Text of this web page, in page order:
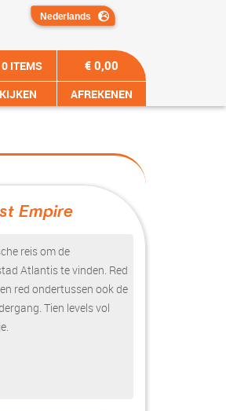
0 ITEMS
€ 0,00
AFREKENEN
Empire
reis om de
Atlantis te vinden. Red
red ondertussen ook de
Tien levels vol